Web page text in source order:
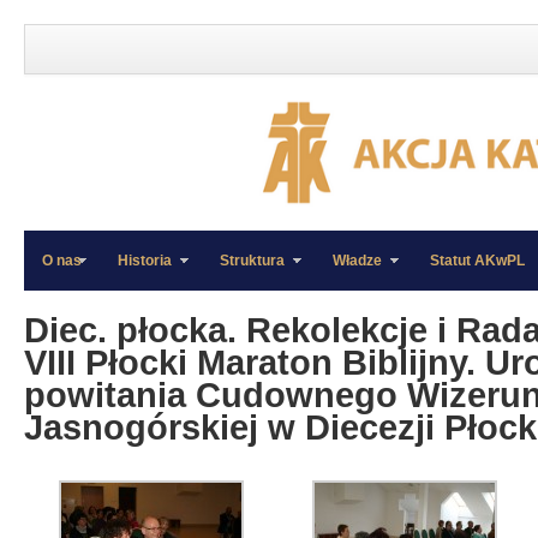
»
»
O nas Historia Struktura Władze Statut AKwPL
Diec. płocka. Rekolekcje i
VIII Płocki Maraton Biblijny.
powitania Cudownego
Jasnogórskiej w Diecezji